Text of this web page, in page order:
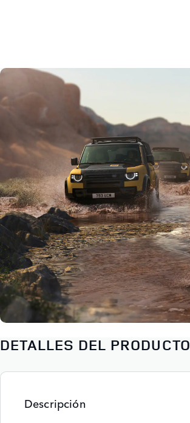
DETALLES DEL PRODUCTO
Descripción